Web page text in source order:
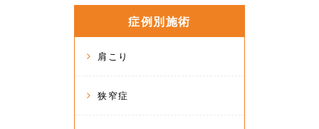
症例別施術
肩こり
狭窄症